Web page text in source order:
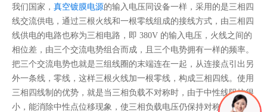
我们国家， 真空镀膜电源的输入电压同设备一样，采用的是三相四
线交流供电，通过三根火线和一根零线组成的接线方式，由三相四
线供电的电路也称为三相电路，即 380V 的输入电压，火线之间的
相位差，由三个交流电势组合而成，且三个电势拥有一样的频率。
把三个交流电势也就是三组线圈的末端连在一起，从连接点引出另
外一条线，零线，这样三根火线加一根零线，构成三相四线。使用
三相四线制的优势，就是当三相负载不对称时，由于中性线阻抗很
小，能消除中性点位移现象，使三相负载电压仍保持对称，有利于